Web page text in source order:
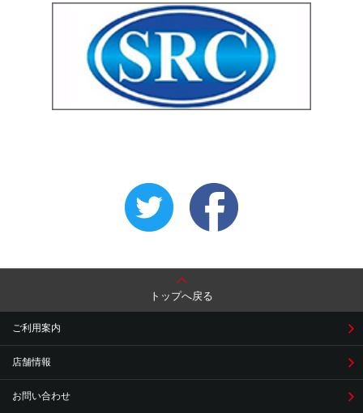
トップへ戻る
ご利用案内
店舗情報
お問い合わせ